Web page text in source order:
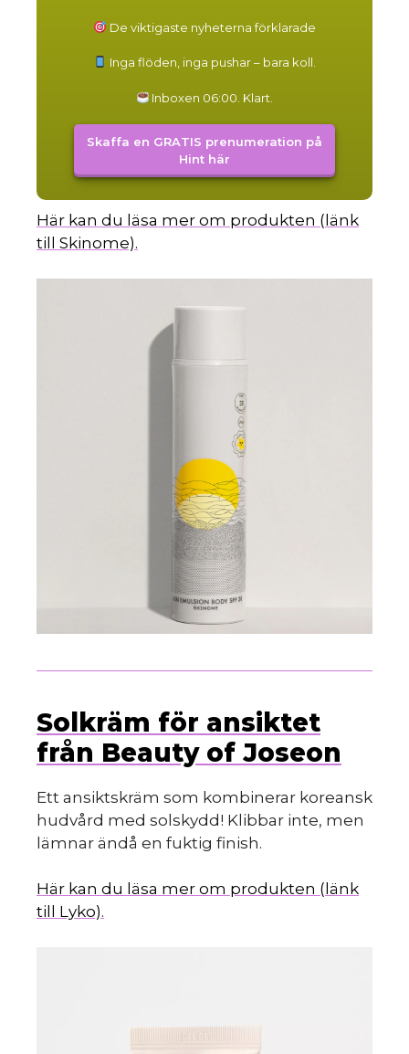
De viktigaste nyheterna förklarade
Inga flöden, inga pushar – bara koll.
Inboxen 06:00. Klart.
Skaffa en GRATIS prenumeration på
Hint här
Här kan du läsa mer om produkten (länk
till Skinome).
Solkräm för ansiktet
från Beauty of Joseon
Ett ansiktskräm som kombinerar koreansk
hudvård med solskydd! Klibbar inte, men
lämnar ändå en fuktig finish.
Här kan du läsa mer om produkten (länk
till Lyko).